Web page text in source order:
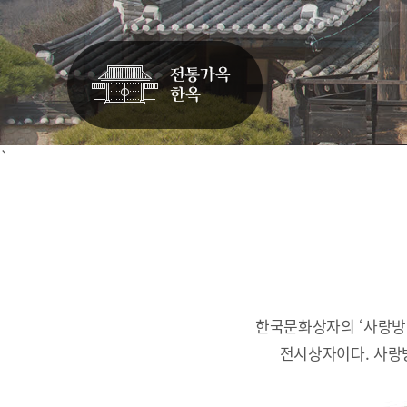
`
한국문화상자의 ‘사랑
전시상자이다. 사